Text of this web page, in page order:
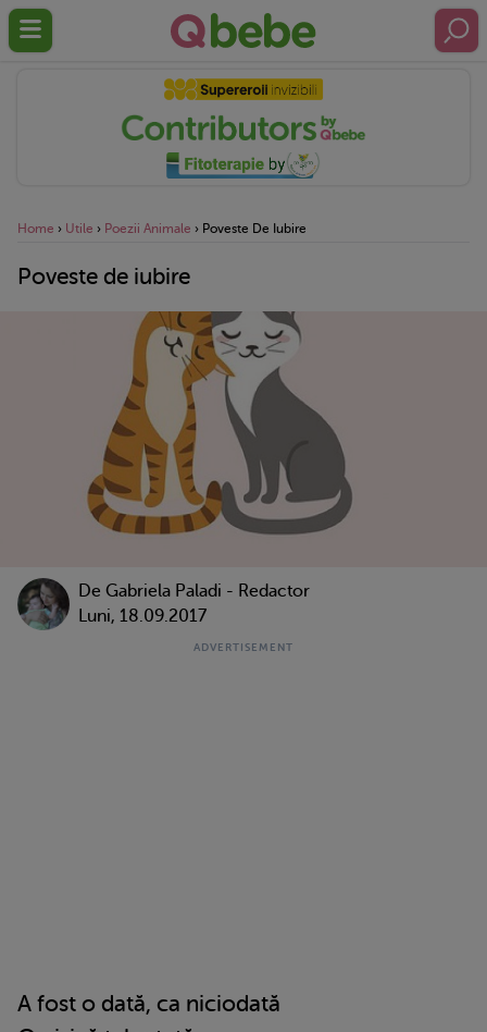
Home › Utile › Poezii Animale › Poveste De Iubire
Poveste de iubire
De Gabriela Paladi - Redactor
Luni, 18.09.2017
A fost o dată, ca niciodată